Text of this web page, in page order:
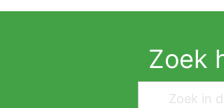
Zoek